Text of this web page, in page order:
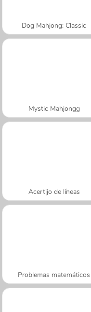
Dog Mahjong: Classic
Mystic Mahjongg
Acertijo de líneas
Problemas matemáticos